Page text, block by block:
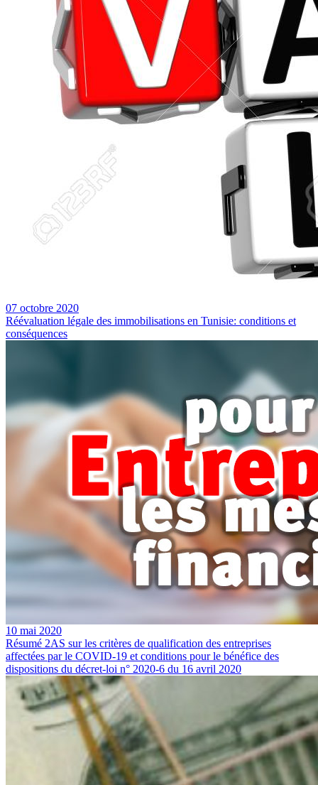
07 octobre 2020
Réévaluation légale des immobilisations en Tunisie: conditions et
conséquences
10 mai 2020
Résumé 2AS sur les critères de qualification des entreprises
affectées par le COVID-19 et conditions pour le bénéfice des
dispositions du décret-loi n° 2020-6 du 16 avril 2020